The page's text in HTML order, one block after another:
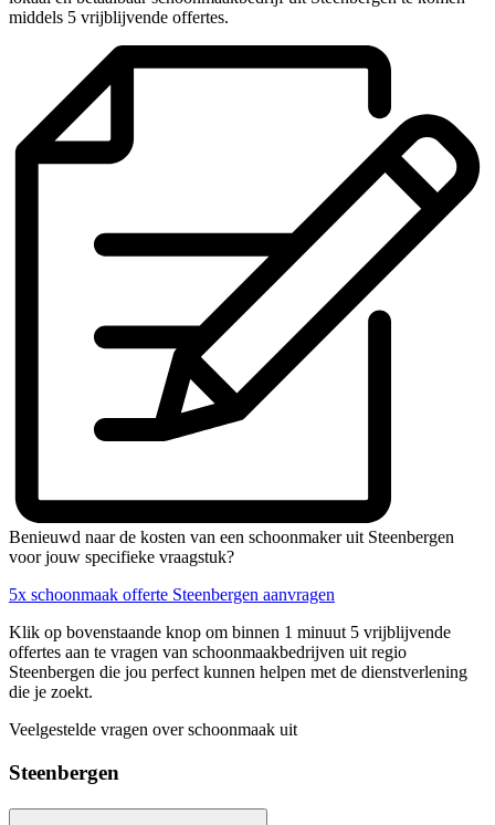
middels 5 vrijblijvende offertes.
Benieuwd naar de kosten van een schoonmaker uit Steenbergen
voor jouw specifieke vraagstuk?
5x schoonmaak offerte Steenbergen aanvragen
Klik op bovenstaande knop om binnen 1 minuut 5 vrijblijvende
offertes aan te vragen van schoonmaakbedrijven uit regio
Steenbergen die jou perfect kunnen helpen met de dienstverlening
die je zoekt.
Veelgestelde vragen over schoonmaak uit
Steenbergen